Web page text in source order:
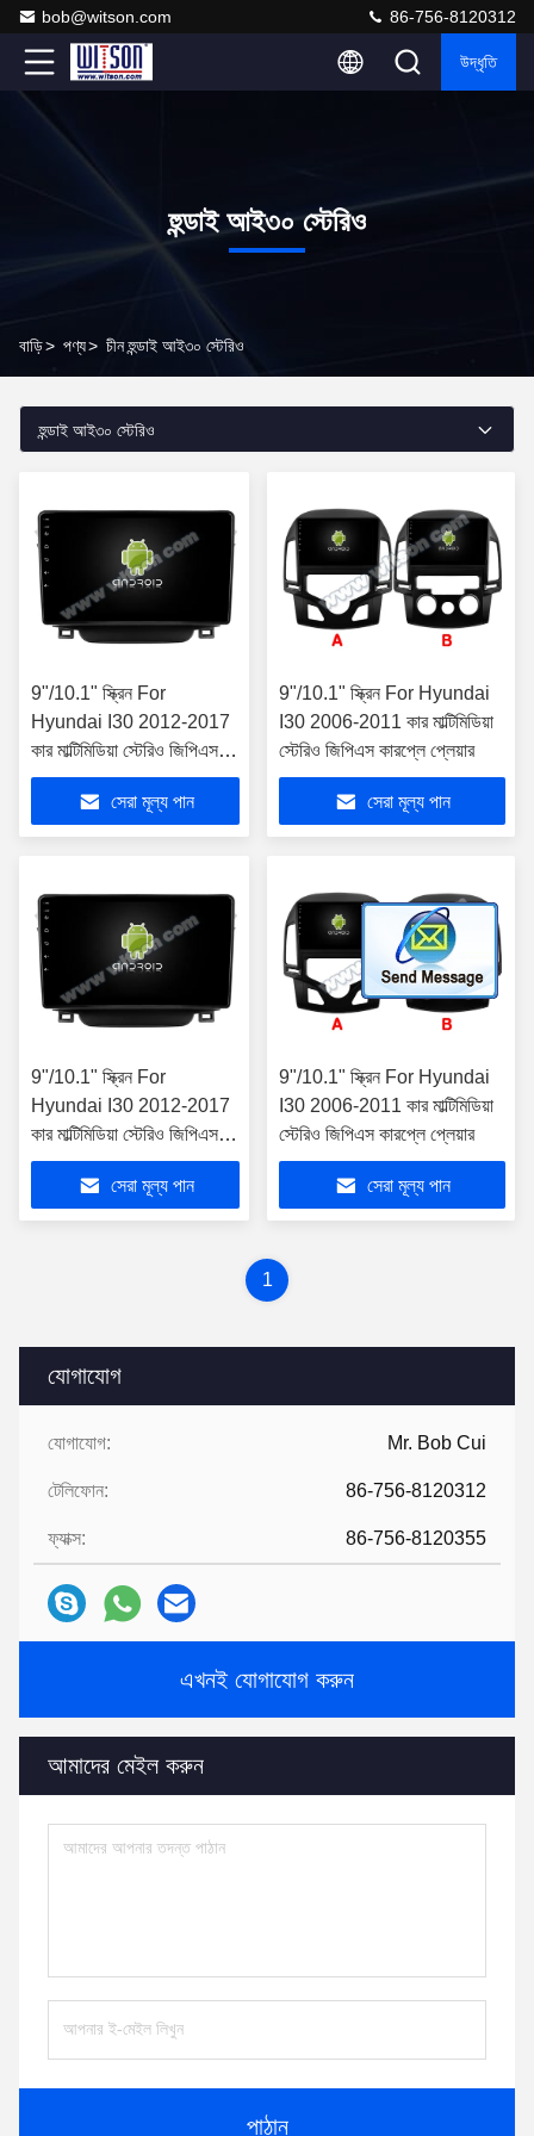
bob@witson.com 86-756-8120312
উদ্ধৃতি
হুন্ডাই আই৩০ স্টেরিও
বাড়ি> পণ্য> চীন হুন্ডাই আই৩০ স্টেরিও
যোগাযোগ
যোগাযোগ: Mr. Bob Cui
টেলিফোন: 86-756-8120312
ফ্যাক্স: 86-756-8120355
এখনই যোগাযোগ করুন
আমাদের মেইল ​​করুন
পাঠান
হুন্ডাই আই৩০ স্টেরিও
9"/10.1" স্ক্রিন For
Hyundai I30 2012-2017
কার মাল্টিমিডিয়া স্টেরিও জিপিএস
কারপ্লে প্লেয়ার
সেরা মূল্য পান
9"/10.1" স্ক্রিন For Hyundai
I30 2006-2011 কার মাল্টিমিডিয়া
স্টেরিও জিপিএস কারপ্লে প্লেয়ার
সেরা মূল্য পান
9"/10.1" স্ক্রিন For
Hyundai I30 2012-2017
কার মাল্টিমিডিয়া স্টেরিও জিপিএস
কারপ্লে প্লেয়ার
সেরা মূল্য পান
9"/10.1" স্ক্রিন For Hyundai
I30 2006-2011 কার মাল্টিমিডিয়া
স্টেরিও জিপিএস কারপ্লে প্লেয়ার
সেরা মূল্য পান
1